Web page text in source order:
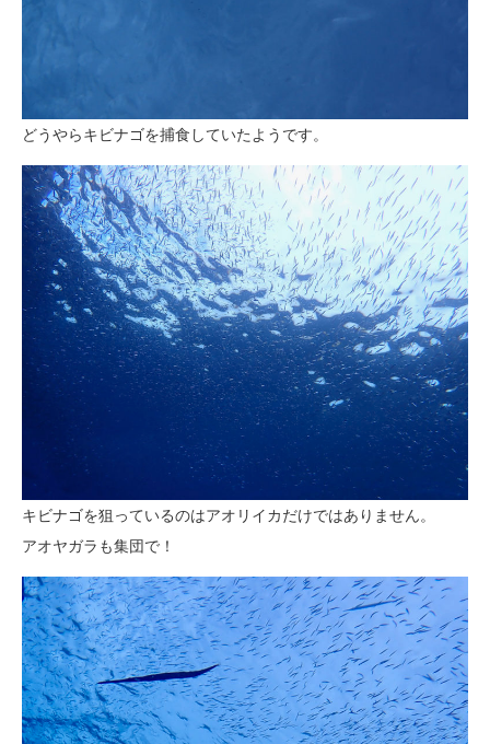
どうやらキビナゴを捕食していたようです。
キビナゴを狙っているのはアオリイカだけではありません。
アオヤガラも集団で！